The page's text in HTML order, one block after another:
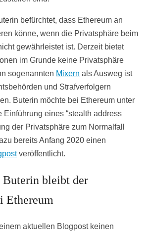
befürchtet, dass Ethereum an
könne, wenn die Privatsphäre beim
gewährleistet ist. Derzeit bietet
im Grunde keine Privatsphäre
sogenannten Mixern als Ausweg ist
und Strafverfolgern
Buterin möchte bei Ethereum unter
Einführung eines “stealth address
der Privatsphäre zum Normalfall
bereits Anfang 2020 einen
veröffentlicht.
bleibt der
Ethereum
aktuellen Blogpost keinen